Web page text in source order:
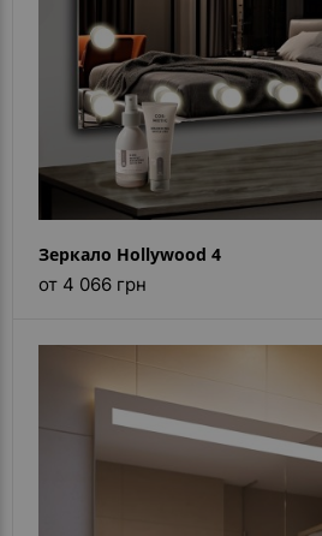
Зеркало Hollywood 4
от 4 066 грн